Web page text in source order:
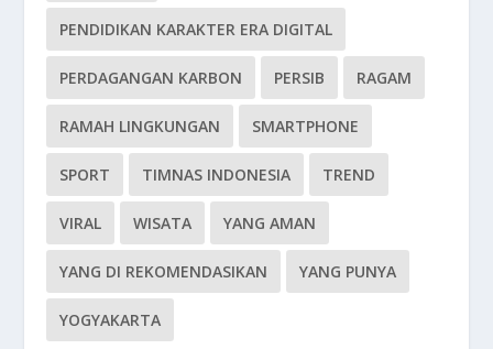
PENDIDIKAN KARAKTER ERA DIGITAL
PERDAGANGAN KARBON PERSIB RAGAM
RAMAH LINGKUNGAN SMARTPHONE
SPORT TIMNAS INDONESIA TREND
VIRAL WISATA YANG AMAN
YANG DI REKOMENDASIKAN YANG PUNYA
YOGYAKARTA